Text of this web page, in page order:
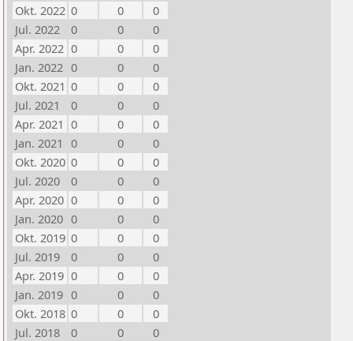
Okt. 2022 0 0
0
Jul. 2022
0 0
0
Apr. 2022 0 0
0
Jan. 2022 0 0
0
Okt. 2021 0 0
0
Jul. 2021
0 0
0
Apr. 2021 0 0
0
Jan. 2021 0 0
0
Okt. 2020 0 0
0
Jul. 2020
0 0
0
Apr. 2020 0 0
0
Jan. 2020 0 0
0
Okt. 2019 0 0
0
Jul. 2019
0 0
0
Apr. 2019 0 0
0
Jan. 2019 0 0
0
Okt. 2018 0 0
0
Jul. 2018
0 0
0